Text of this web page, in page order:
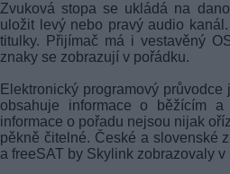
Zvuková stopa se ukládá na
uložit levý nebo pravý audio
titulky. Přijímač má i vestavěný
znaky se zobrazují v pořádku.
Elektronický programový
obsahuje informace o běžícím a
informace o pořadu nejsou nijak
pěkně čitelné. České a slovenské
a freeSAT by Skylink zobrazovaly v